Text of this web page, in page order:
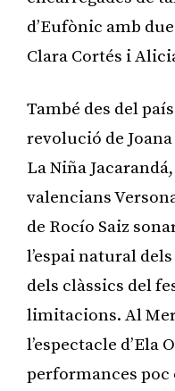
d’Eufònic amb
Clara Cortés i
També des del
revolució de
La Niña
valencians
de Rocío Saiz
l’espai natural
dels clàssics del
limitacions. Al
l’espectacle d’Ela
performances poc